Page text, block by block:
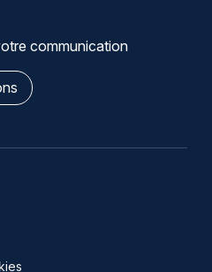
communication